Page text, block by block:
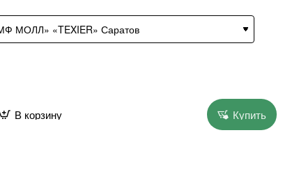
В корзину Купить